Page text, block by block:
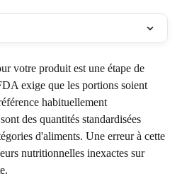
votre produit est une étape de
exige que les portions soient
habituellement
des quantités standardisées
d'aliments. Une erreur à cette
nutritionnelles inexactes sur